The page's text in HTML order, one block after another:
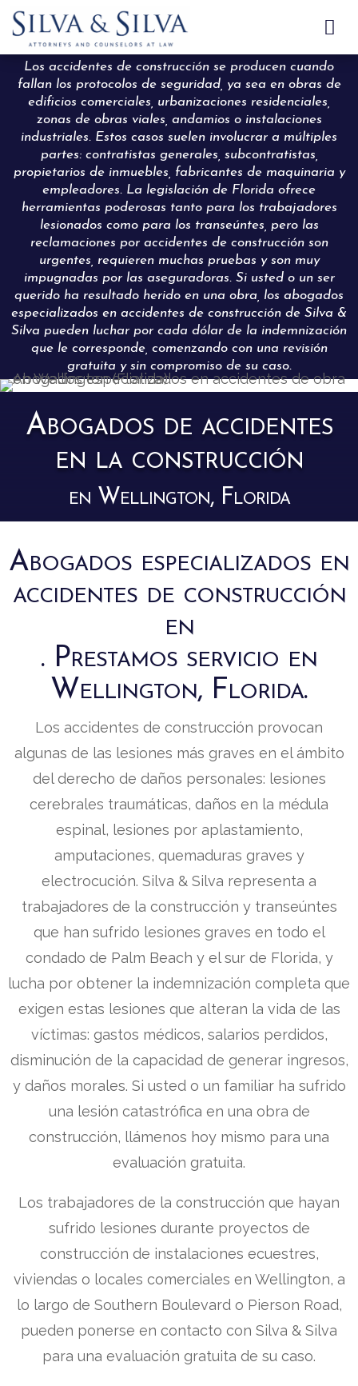

Los accidentes de construcción se producen cuando
fallan los protocolos de seguridad, ya sea en obras de
edificios comerciales, urbanizaciones residenciales,
zonas de obras viales, andamios o instalaciones
industriales. Estos casos suelen involucrar a múltiples
partes: contratistas generales, subcontratistas,
propietarios de inmuebles, fabricantes de maquinaria y
empleadores. La legislación de Florida ofrece
herramientas poderosas tanto para los trabajadores
lesionados como para los transeúntes, pero las
reclamaciones por accidentes de construcción son
urgentes, requieren muchas pruebas y son muy
impugnadas por las aseguradoras. Si usted o un ser
querido ha resultado herido en una obra, los abogados
especializados en accidentes de construcción de Silva &
Silva pueden luchar por cada dólar de la indemnización
que le corresponde, comenzando con una revisión
gratuita y sin compromiso de su caso.
Abogados de accidentes
en la construcción
en Wellington, Florida
Abogados especializados en
accidentes de construcción
en
. Prestamos servicio en
Wellington, Florida.
Los accidentes de construcción provocan
algunas de las lesiones más graves en el ámbito
del derecho de daños personales: lesiones
cerebrales traumáticas, daños en la médula
espinal, lesiones por aplastamiento,
amputaciones, quemaduras graves y
electrocución. Silva & Silva representa a
trabajadores de la construcción y transeúntes
que han sufrido lesiones graves en todo el
condado de Palm Beach y el sur de Florida, y
lucha por obtener la indemnización completa que
exigen estas lesiones que alteran la vida de las
víctimas: gastos médicos, salarios perdidos,
disminución de la capacidad de generar ingresos,
y daños morales. Si usted o un familiar ha sufrido
una lesión catastrófica en una obra de
construcción, llámenos hoy mismo para una
evaluación gratuita.
Los trabajadores de la construcción que hayan
sufrido lesiones durante proyectos de
construcción de instalaciones ecuestres,
viviendas o locales comerciales en Wellington, a
lo largo de Southern Boulevard o Pierson Road,
pueden ponerse en contacto con Silva & Silva
para una evaluación gratuita de su caso.